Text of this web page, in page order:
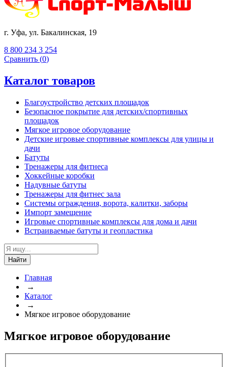
г. Уфа, ул. Бакалинская, 19
8 800 234 3 254
Сравнить (0)
Каталог товаров
Благоустройство детских площадок
Безопасное покрытие для детских/спортивных
площадок
Мягкое игровое оборудование
Детские игровые спортивные комплексы для улицы и
дачи
Батуты
Тренажеры для фитнеса
Хоккейные коробки
Надувные батуты
Тренажеры для фитнес зала
Системы ограждения, ворота, калитки, заборы
Импорт замещение
Игровые спортивные комплексы для дома и дачи
Встраиваемые батуты и геопластика
Найти
Главная
→
Каталог
→
Мягкое игровое оборудование
Мягкое игровое оборудование